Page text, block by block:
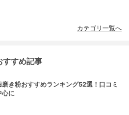
カテゴリ一覧へ
すすめ記事
き粉おすすめランキング52選！口コミ
心に